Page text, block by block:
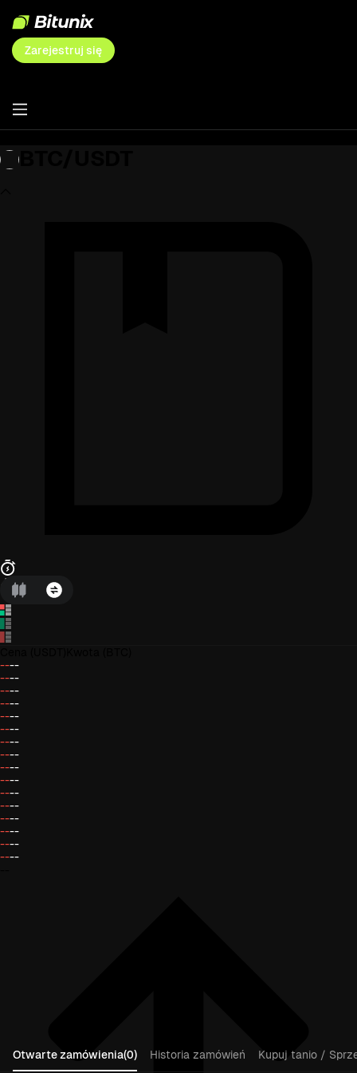
Zarejestruj się
----
----
----
----
----
----
----
----
----
----
----
----
----
----
----
----
Otwarte zamówienia(0) Historia zamówień
Kupuj tanio /